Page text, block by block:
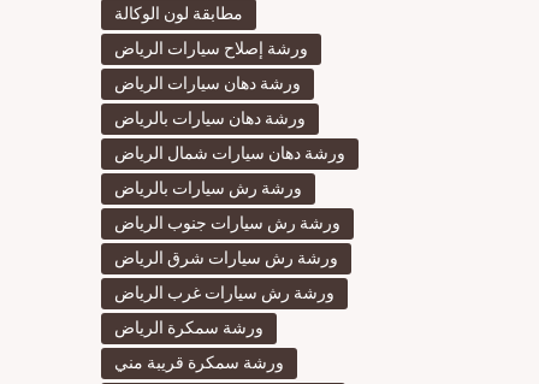
مطابقة لون الوكالة
ورشة إصلاح سيارات الرياض
ورشة دهان سيارات الرياض
ورشة دهان سيارات بالرياض
ورشة دهان سيارات شمال الرياض
ورشة رش سيارات بالرياض
ورشة رش سيارات جنوب الرياض
ورشة رش سيارات شرق الرياض
ورشة رش سيارات غرب الرياض
ورشة سمكرة الرياض
ورشة سمكرة قريبة مني